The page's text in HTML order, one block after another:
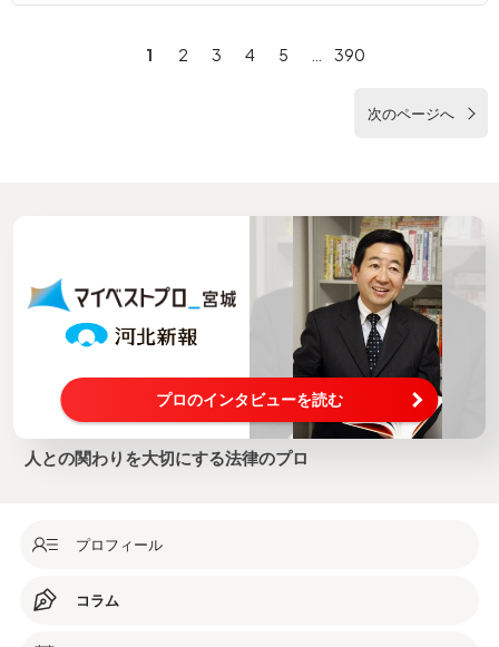
1 2 3 4 5 390
次のページへ
プロのインタビューを読む
人との関わりを大切にする法律のプロ
プロフィール
コラム